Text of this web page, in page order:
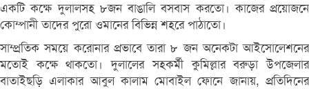
একটি কক্ষে দুলালসহ ৮জন বাঙালি বসবাস করতো। কাজের প্রয়োজনে
কোম্পানী তাদের পুরো ওমানের বিভিন্ন শহরে পাঠাতো।
সাম্প্রতিক সময়ে করোনার প্রভাবে তারা ৮ জন অনেকটা আইসোলেশনের
মতোই কক্ষে থাকতো। দুলালের সহকর্মী কুমিল্লার বরুড়া উপজেলার
বাতাইছড়ি এলাকার আবুল কালাম মোবাইল ফোনে জানায়, প্রতিদিনের